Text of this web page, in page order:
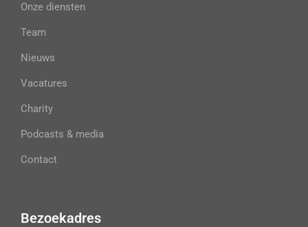
Onze diensten
Team
Nieuws
Vacatures
Charity
Podcasts & media
Contact
Bezoekadres